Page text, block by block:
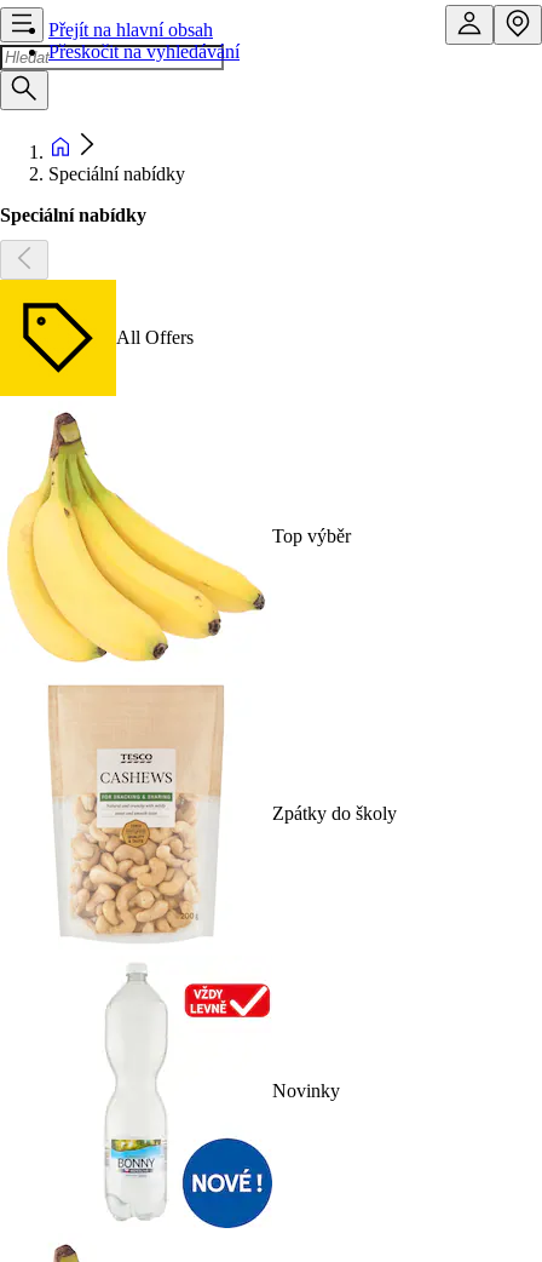
Přejít na hlavní obsah
Přeskočit na vyhledávání
Speciální nabídky
Speciální nabídky
All Offers
Top výběr
Zpátky do školy
Novinky